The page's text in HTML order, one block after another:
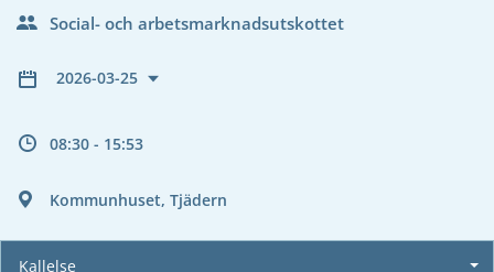
Social- och arbetsmarknadsutskottet
2026-03-25
08:30 - 15:53
Kommunhuset, Tjädern
Kallelse